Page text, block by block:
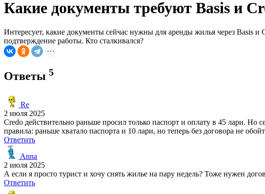
Какие документы требуют Basis и
Интересует, какие документы сейчас нужны для аренды жилья через Basis и
подтверждение работы. Кто сталкивался?
Ответы 5
Re
2 июля 2025
Credo действительно раньше просил только паспорт и оплату в 45 лари.
правила: раньше хватало паспорта и 10 лари, но теперь без договора не
Ответить
Anna
2 июля 2025
А если я просто турист и хочу снять жилье на пару недель? Тоже нужен
Ответить